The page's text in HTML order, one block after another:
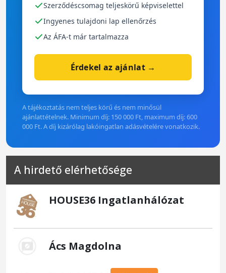
Szerződéscsomag teljeskörű képviselettel
Ingyenes tulajdoni lap ellenőrzés
Az ÁFA-t már tartalmazza
Érdekel az ajánlat →
A tájékoztatás nem teljes körű és nem minősül
ajánlattételnek. Minimum díj: 150 000 Ft, maximum díj: 600
000 Ft. A díj kizárólag lakóingatlan adásvételére vonatkozik.
A hirdető elérhetősége
HOUSE36 Ingatlanhálózat
Ács Magdolna